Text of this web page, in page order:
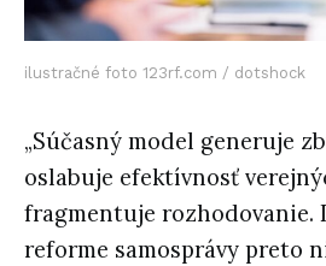
ilustračné foto 123rf.com / dotshock
„Súčasný model generuje
oslabuje efektívnosť
fragmentuje rozhodovanie.
reforme samosprávy preto